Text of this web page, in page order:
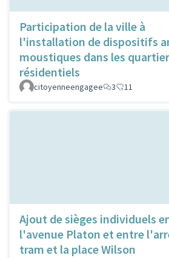
Participation de la ville à
l'installation de dispositifs
moustiques dans les
résidentiels
citoyenneengagee 3 11
Ajout de sièges individuels
l'avenue Platon et entre
tram et la place Wilson